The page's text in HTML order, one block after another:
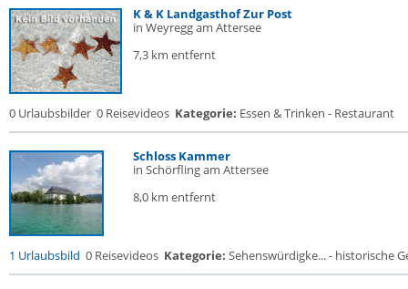
K & K Landgasthof Zur Post
in Weyregg am Attersee
7,3 km entfernt
0 Urlaubsbilder 0 Reisevideos Kategorie: Essen & Trinken - Restaurant
Schloss Kammer
in Schörfling am Attersee
8,0 km entfernt
1 Urlaubsbild 0 Reisevideos Kategorie: Sehenswürdigke... - historische